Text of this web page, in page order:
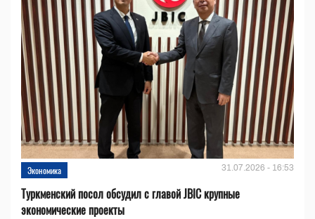
Экономика 31.07.2026 - 16:53
Туркменский посол обсудил с главой JBIC крупные
экономические проекты